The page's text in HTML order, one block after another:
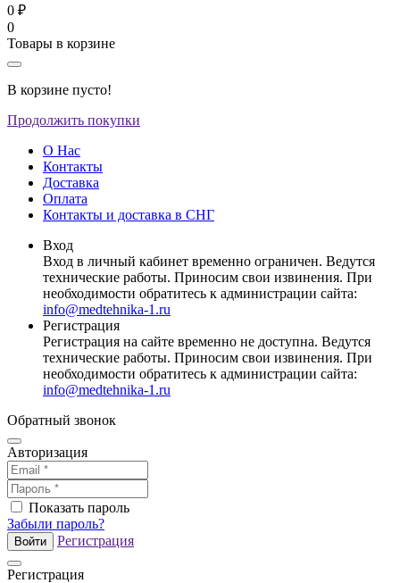
0 ₽
0
Товары в корзине
В корзине пусто!
Продолжить покупки
О Нас
Контакты
Доставка
Оплата
Контакты и доставка в СНГ
Вход
Вход в личный кабинет временно ограничен. Ведутся
технические работы. Приносим свои извинения. При
необходимости обратитесь к администрации сайта:
info@medtehnika-1.ru
Регистрация
Регистрация на сайте временно не доступна. Ведутся
технические работы. Приносим свои извинения. При
необходимости обратитесь к администрации сайта:
info@medtehnika-1.ru
Обратный звонок
Авторизация
Показать пароль
Забыли пароль?
Войти Регистрация
Регистрация